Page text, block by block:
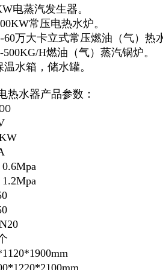
电蒸汽发生器。
常压电热水炉。
60万大卡立式常压燃油（气）热
H燃油（气）蒸汽锅炉。
水箱，储水罐。
热水器产品参数：